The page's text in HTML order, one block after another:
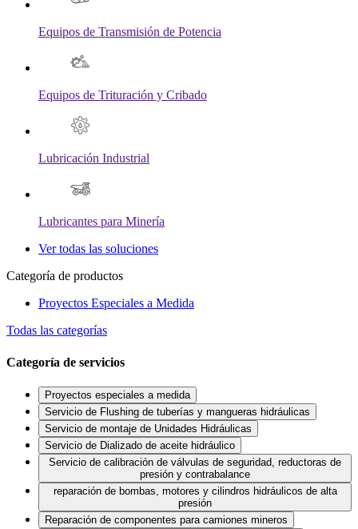
Equipos de Transmisión de Potencia
Equipos de Trituración y Cribado
Lubricación Industrial
Lubricantes para Minería
Ver todas las soluciones
Categoría de productos
Proyectos Especiales a Medida
Todas las categorías
Categoría de servicios
Proyectos especiales a medida
Servicio de Flushing de tuberías y mangueras hidráulicas
Servicio de montaje de Unidades Hidráulicas
Servicio de Dializado de aceite hidráulico
Servicio de calibración de válvulas de seguridad, reductoras de
presión y contrabalance
reparación de bombas, motores y cilindros hidráulicos de alta
presión
Reparación de componentes para camiones mineros